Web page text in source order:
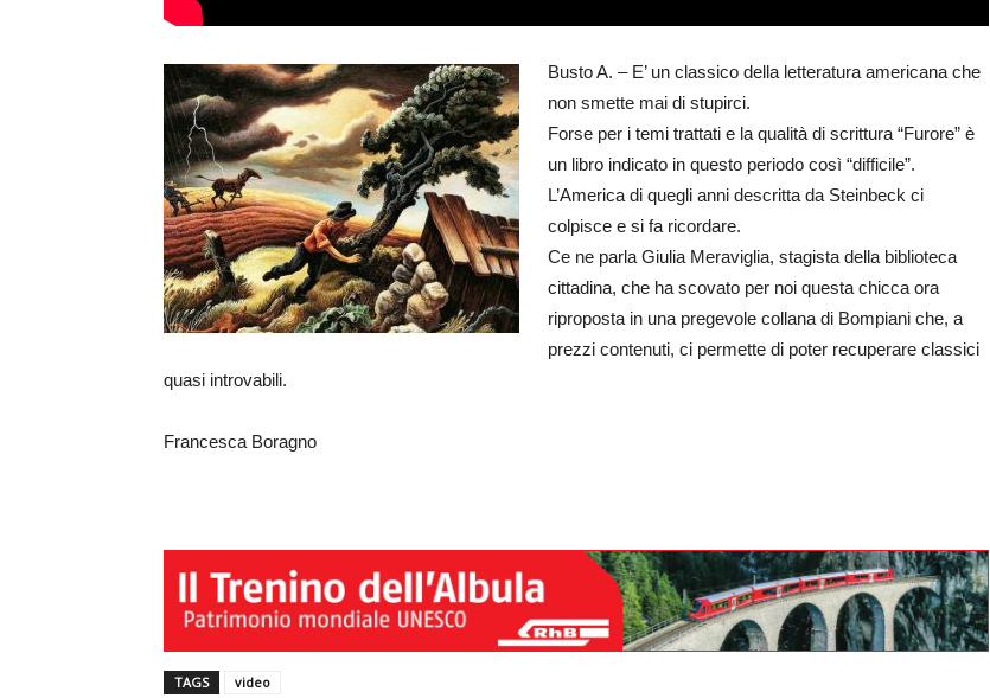
Busto A. – E’ un classico della letteratura americana che
non smette mai di stupirci.
Forse per i temi trattati e la qualità di scrittura “Furore” è
un libro indicato in questo periodo così “difficile”.
L’America di quegli anni descritta da Steinbeck ci
colpisce e si fa ricordare.
Ce ne parla Giulia Meraviglia, stagista della biblioteca
cittadina, che ha scovato per noi questa chicca ora
riproposta in una pregevole collana di Bompiani che, a
prezzi contenuti, ci permette di poter recuperare classici
quasi introvabili.
Francesca Boragno
TAGS video